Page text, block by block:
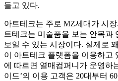
들고 있다.
아트테크는 주로 MZ세대가 시
트테크는 미술품을 보는 안목과
보일 수 있는 시장이다. 실제로
이 아트테크 플랫폼을 이용하고
에 따르면 열매컴퍼니가 운영하
이드’의 이용 고객은 20대부터